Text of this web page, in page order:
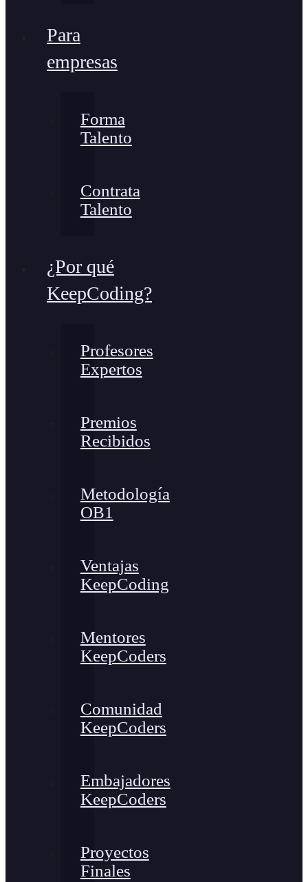
Para
empresas
Forma
Talento
Contrata
Talento
¿Por qué
KeepCoding?
Profesores
Expertos
Premios
Recibidos
Metodología
OB1
Ventajas
KeepCoding
Mentores
KeepCoders
Comunidad
KeepCoders
Embajadores
KeepCoders
Proyectos
Finales